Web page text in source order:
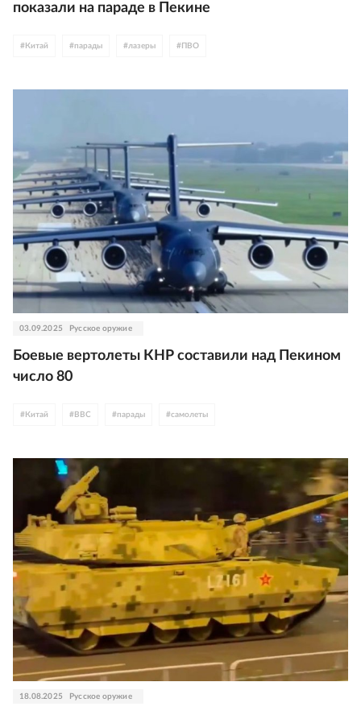
показали на параде в Пекине
# Китай #парады #лазеры # ПВО
03.09.2025 Русское оружие
Боевые вертолеты КНР составили над Пекином
число 80
# Китай # ВВС #парады #самолеты
18.08.2025 Русское оружие